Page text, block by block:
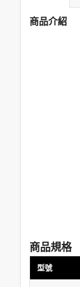
商品介紹
商品規格
型號